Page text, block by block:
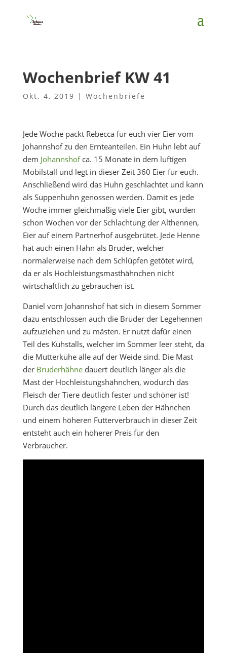
Wochenbrief KW 41
Okt. 4, 2019 | Wochenbriefe
Jede Woche packt Rebecca für euch vier Eier vom
Johannshof zu den Ernteanteilen. Ein Huhn lebt auf
dem Johannshofca. 15 Monate in dem luftigen
Mobilstall und legt in dieser Zeit 360 Eier für euch.
Anschließend wird das Huhn geschlachtet und kann
als Suppenhuhn genossen werden. Damit es jede
Woche immer gleichmäßig viele Eier gibt, wurden
schon Wochen vor der Schlachtung der Althennen,
Eier auf einem Partnerhof ausgebrütet. Jede Henne
hat auch einen Hahn als Bruder, welcher
normalerweise nach dem Schlüpfen getötet wird,
da er als Hochleistungsmasthähnchen nicht
wirtschaftlich zu gebrauchen ist.
Daniel vom Johannshof hat sich in diesem Sommer
dazu entschlossen auch die Brüder der Legehennen
aufzuziehen und zu mästen. Er nutzt dafür einen
Teil des Kuhstalls, welcher im Sommer leer steht, da
die Mutterkühe alle auf der Weide sind. Die Mast
der Bruderhähnedauert deutlich länger als die
Mast der Hochleistungshähnchen, wodurch das
Fleisch der Tiere deutlich fester und schöner ist!
Durch das deutlich längere Leben der Hähnchen
und einem höheren Futterverbrauch in dieser Zeit
entsteht auch ein höherer Preis für den
Verbraucher.